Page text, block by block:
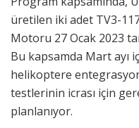
üretilen iki adet TV3-
Motoru 27 Ocak 2023
Bu kapsamda Mart ayı
helikoptere
testlerinin icrası için
planlanıyor.